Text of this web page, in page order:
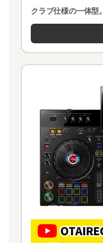
クラブ仕様の一体型